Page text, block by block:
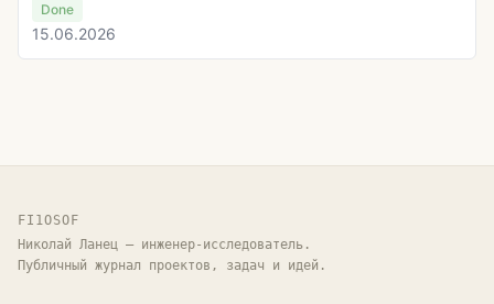
Done
15.06.2026
FI1OSOF
Николай Ланец — инженер-исследователь.
Публичный журнал проектов, задач и идей.